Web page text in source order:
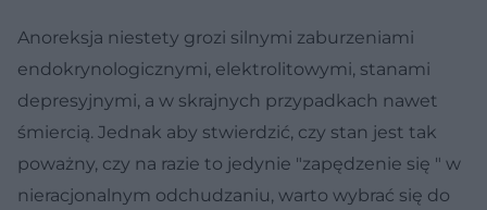
Anoreksja niestety grozi silnymi zaburzeniami
endokrynologicznymi, elektrolitowymi, stanami
depresyjnymi, a w skrajnych przypadkach nawet
śmiercią. Jednak aby stwierdzić, czy stan jest tak
poważny, czy na razie to jedynie "zapędzenie się " w
nieracjonalnym odchudzaniu, warto wybrać się do